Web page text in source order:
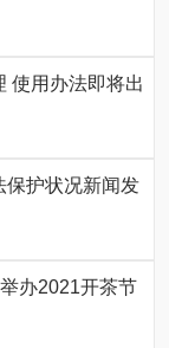
使用办法即将出
保护状况新闻发
办2021开茶节